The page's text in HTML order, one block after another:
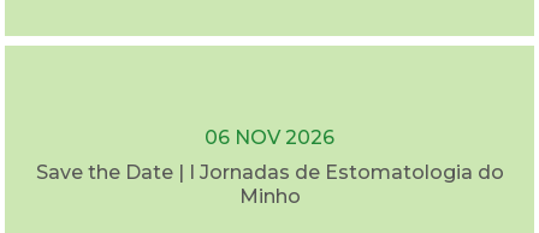
06 NOV 2026
Save the Date | I Jornadas de Estomatologia do
Minho